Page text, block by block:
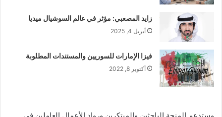
زايد المصعبي: مؤثر في عالم السوشيال ميديا
أبريل 4, 2025
فيزا الإمارات للسوريين والمستندات المطلوبة
أكتوبر 8, 2022